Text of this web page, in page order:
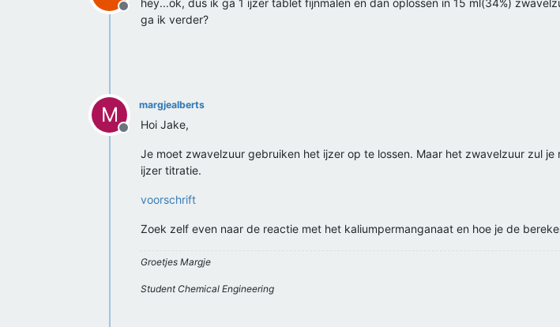
Offline
hey...ok, dus ik ga 1 ijzer tablet fijnmalen en dan oplossen in 15 ml(34%)
ga ik verder?
M
Offline
margjealberts
Hoi Jake,
Je moet zwavelzuur gebruiken het ijzer op te lossen. Maar het zwavelzuur zul
ijzer titratie.
voorschrift
Zoek zelf even naar de reactie met het kaliumpermanganaat en hoe je de
Groetjes Margje
Student Chemical Engineering